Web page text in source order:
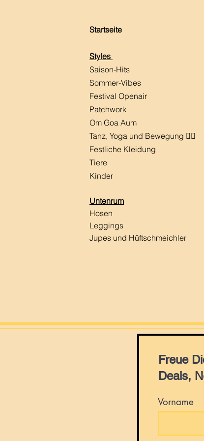
Startseite
Styles
Saison-Hits
​Sommer-Vibes
Festival Openair
Patchwork
Om Goa Aum
Tanz, Yoga und Bewegung 🧘‍♀️
Festliche Kleidung
Tiere
Kinder
Untenrum
Hosen
Leggings
Jupes und Hüftschmeichler
Freue
Deals,
Vorname